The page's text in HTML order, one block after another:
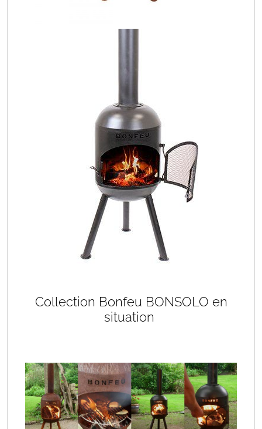
Collection Bonfeu BONSOLO en
situation